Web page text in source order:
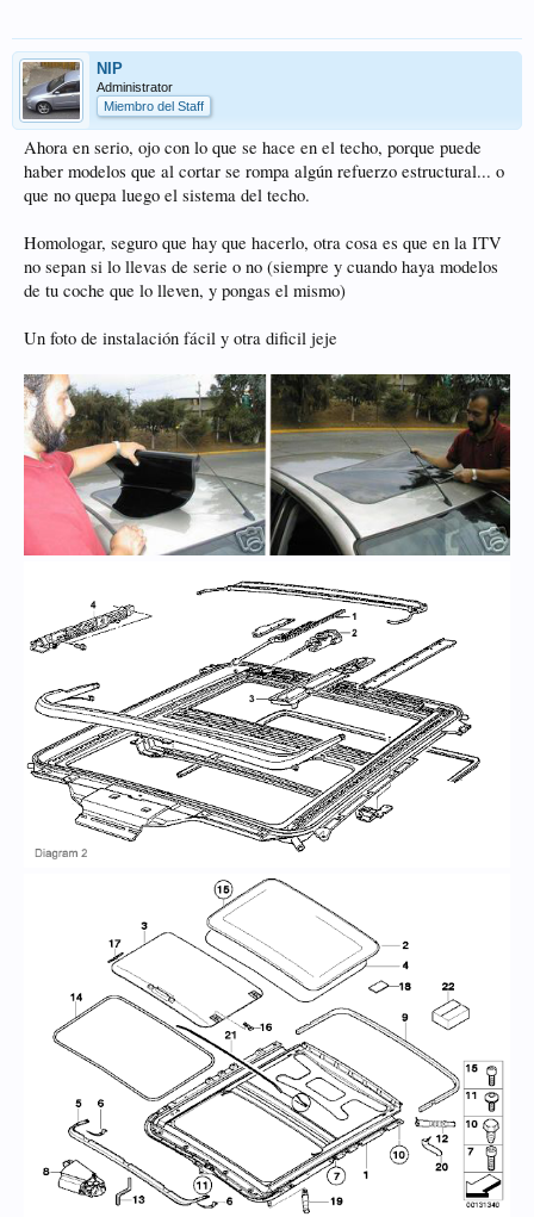
NIP
Administrator
Miembro del Staff
Ahora en serio, ojo con lo que se hace en el techo, porque puede
haber modelos que al cortar se rompa algún refuerzo estructural... o
que no quepa luego el sistema del techo.
Homologar, seguro que hay que hacerlo, otra cosa es que en la ITV
no sepan si lo llevas de serie o no (siempre y cuando haya modelos
de tu coche que lo lleven, y pongas el mismo)
Un foto de instalación fácil y otra dificil jeje